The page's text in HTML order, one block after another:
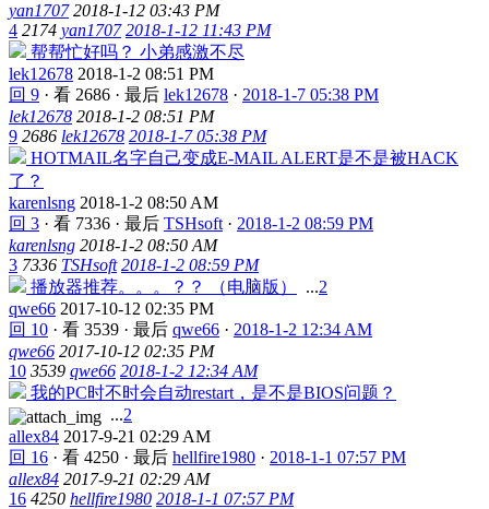
yan1707 2018-1-12 03:43 PM
4 2174 yan1707 2018-1-12 11:43 PM
帮帮忙好吗？ 小弟感激不尽
lek12678 2018-1-2 08:51 PM
回 9 · 看 2686 · 最后 lek12678 · 2018-1-7 05:38 PM
lek12678 2018-1-2 08:51 PM
9 2686 lek12678 2018-1-7 05:38 PM
HOTMAIL名字自己变成E-MAIL ALERT是不是被HACK
了？
karenlsng 2018-1-2 08:50 AM
回 3 · 看 7336 · 最后 TSHsoft · 2018-1-2 08:59 PM
karenlsng 2018-1-2 08:50 AM
3 7336 TSHsoft 2018-1-2 08:59 PM
播放器推荐。。。？？ （电脑版）
...2
qwe66 2017-10-12 02:35 PM
回 10 · 看 3539 · 最后 qwe66 · 2018-1-2 12:34 AM
qwe66 2017-10-12 02:35 PM
10 3539 qwe66 2018-1-2 12:34 AM
我的PC时不时会自动restart，是不是BIOS问题？
...2
allex84 2017-9-21 02:29 AM
回 16 · 看 4250 · 最后 hellfire1980 · 2018-1-1 07:57 PM
allex84 2017-9-21 02:29 AM
16 4250 hellfire1980 2018-1-1 07:57 PM